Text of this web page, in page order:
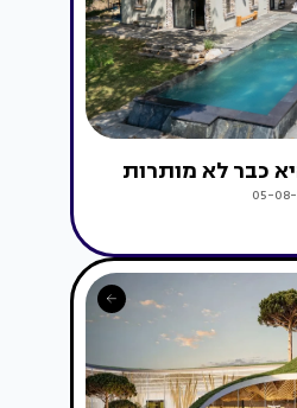
כבר לא מותרות
05-